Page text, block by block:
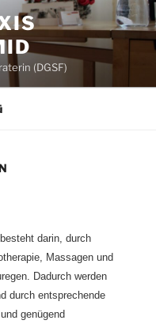
(DGSF)
darin, durch
Massagen und
Dadurch werden
durch entsprechende
genügend